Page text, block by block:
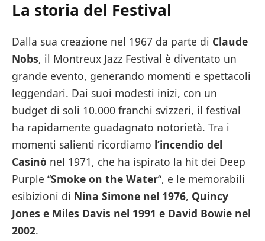
La storia del Festival
Dalla sua creazione nel 1967 da parte di Claude
Nobs, il Montreux Jazz Festival è diventato un
grande evento, generando momenti e spettacoli
leggendari. Dai suoi modesti inizi, con un
budget di soli 10.000 franchi svizzeri, il festival
ha rapidamente guadagnato notorietà. Tra i
momenti salienti ricordiamo l’incendio del
Casinò nel 1971, che ha ispirato la hit dei Deep
Purple “Smoke on the Water“, e le memorabili
esibizioni di Nina Simone nel 1976, Quincy
Jones e Miles Davis nel 1991 e David Bowie nel
2002.